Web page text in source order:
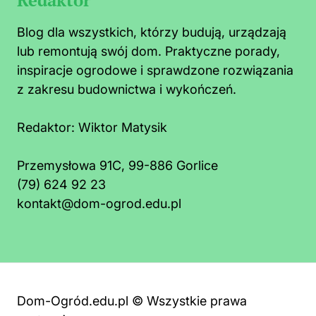
Blog dla wszystkich, którzy budują, urządzają
lub remontują swój dom. Praktyczne porady,
inspiracje ogrodowe i sprawdzone rozwiązania
z zakresu budownictwa i wykończeń.
Redaktor: Wiktor Matysik
Przemysłowa 91C, 99-886 Gorlice
(79) 624 92 23
kontakt@dom-ogrod.edu.pl
Dom-Ogród.edu.pl © Wszystkie prawa